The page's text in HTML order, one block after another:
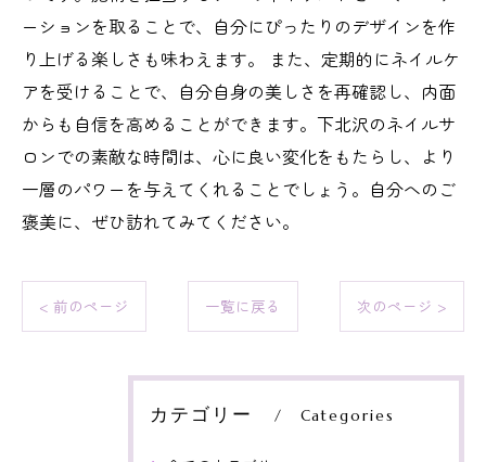
ーションを取ることで、自分にぴったりのデザインを作
り上げる楽しさも味わえます。 また、定期的にネイルケ
アを受けることで、自分自身の美しさを再確認し、内面
からも自信を高めることができます。下北沢のネイルサ
ロンでの素敵な時間は、心に良い変化をもたらし、より
一層のパワーを与えてくれることでしょう。自分へのご
褒美に、ぜひ訪れてみてください。
< 前のページ 一覧に戻る 次のページ >
カテゴリー Categories